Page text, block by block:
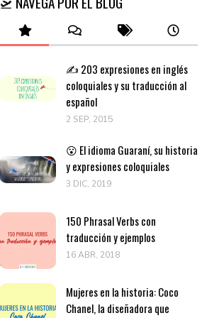
✍️ 203 expresiones en inglés
coloquiales y su traducción al
español
2 SEP, 2015
😮 El idioma Guaraní, su historia
y expresiones coloquiales
3 DIC, 2019
150 Phrasal Verbs con
traducción y ejemplos
16 ABR, 2018
Mujeres en la historia: Coco
Chanel, la diseñadora que